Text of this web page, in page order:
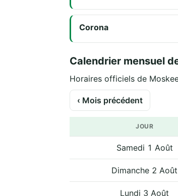
Corona
Calendrier mensuel
‹ Mois précédent
JOUR
Samedi 1 Août
Dimanche 2 Août
Lundi 3 Août